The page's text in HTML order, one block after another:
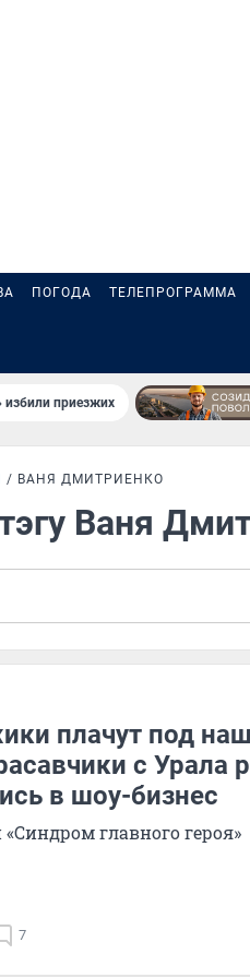
ПОГОДА ТЕЛЕПРОГРАММА
избили приезжих
ВАНЯ ДМИТРИЕНКО
Ваня
плачут под
с Урала
в шоу-бизнес
главного героя»
7